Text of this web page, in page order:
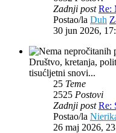
Zadnji post Re:
Postao/la Duh
30 jun 2026,
Društvo, kretanja,
tisućljetni snovi...
25 Teme
2525 Postovi
Zadnji post Re:
Postao/la
26 maj 2026,